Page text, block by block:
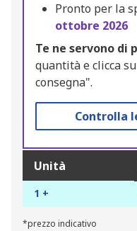
Pronto per la
ottobre 2026
Te ne servono di
quantità e clicca
consegna".
Controlla
Unità
1 +
*prezzo indicativo